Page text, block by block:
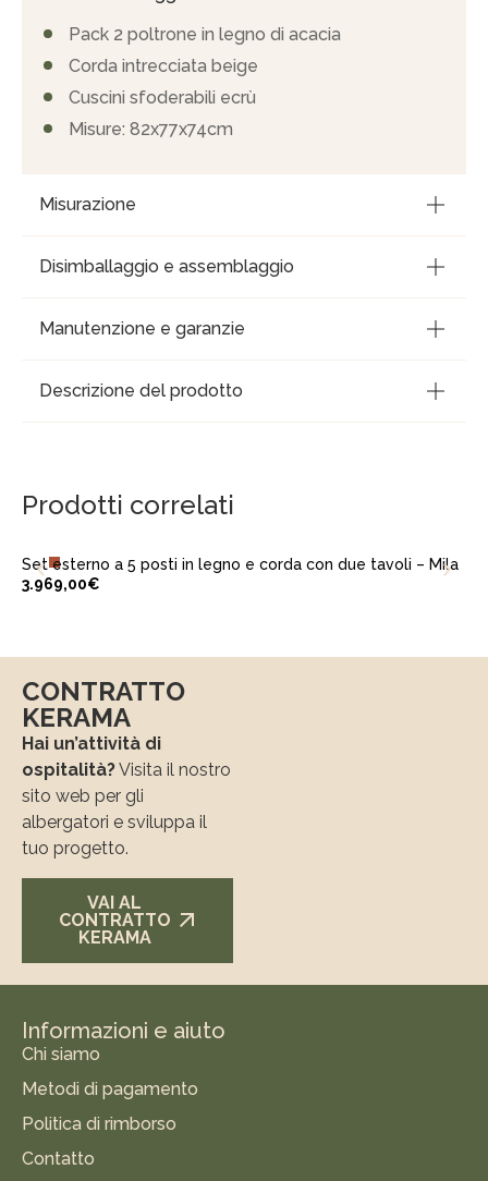
Pack 2 poltrone in legno di acacia
Corda intrecciata beige
Cuscini sfoderabili ecrù
Misure: 82x77x74cm
Misurazione
Disimballaggio e assemblaggio
Manutenzione e garanzie
Descrizione del prodotto
Prodotti correlati
Set esterno a 5 posti in legno e corda con due tavoli – Mila
3.969,00€
CONTRATTO
KERAMA
Hai un’attività di
ospitalità?Visita il nostro
sito web per gli
albergatori e sviluppa il
tuo progetto.
VAI AL
CONTRATTO
KERAMA
Informazioni e aiuto
Chi siamo
Metodi di pagamento
Politica di rimborso
Contatto